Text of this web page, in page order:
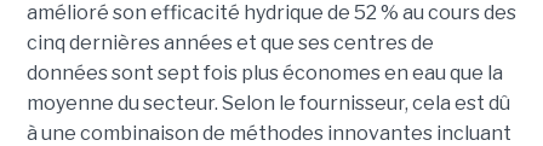
amélioré son efficacité hydrique de 52 % au cours des
cinq dernières années et que ses centres de
données sont sept fois plus économes en eau que la
moyenne du secteur. Selon le fournisseur, cela est dû
à une combinaison de méthodes innovantes incluant